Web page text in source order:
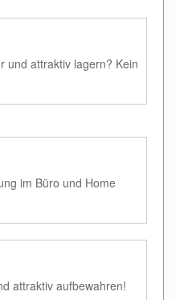
und attraktiv lagern? Kein
im Büro und Home
attraktiv aufbewahren!